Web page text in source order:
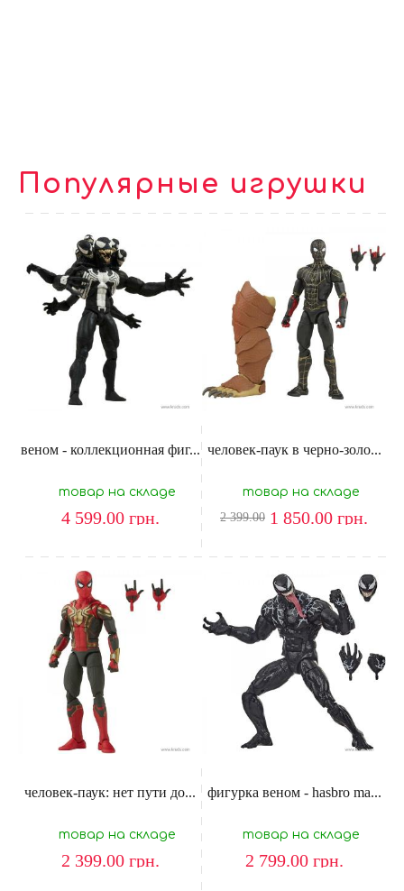
Популярные игрушки
веном - коллекционная фиг...
товар на складе
4 599.00 грн.
человек-паук в черно-золо...
товар на складе
2 399.00 1 850.00 грн.
человек-паук: нет пути до...
товар на складе
2 399.00 грн.
фигурка веном - hasbro ma...
товар на складе
2 799.00 грн.